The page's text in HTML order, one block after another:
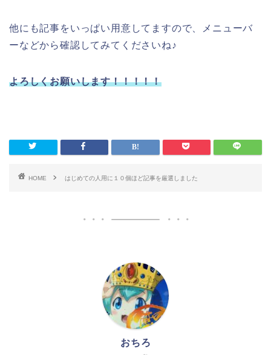
他にも記事をいっぱい用意してますので、メニューバ
ーなどから確認してみてくださいね♪
よろしくお願いします！！！！！
HOME はじめての人用に１０個ほど記事を厳選しました
おちろ